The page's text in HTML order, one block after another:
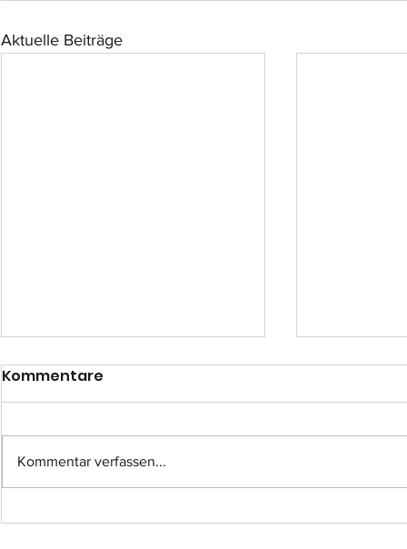
Aktuelle Beiträge
Einsatz-Nr.: 057
Kommentare
Kommentar verfassen...